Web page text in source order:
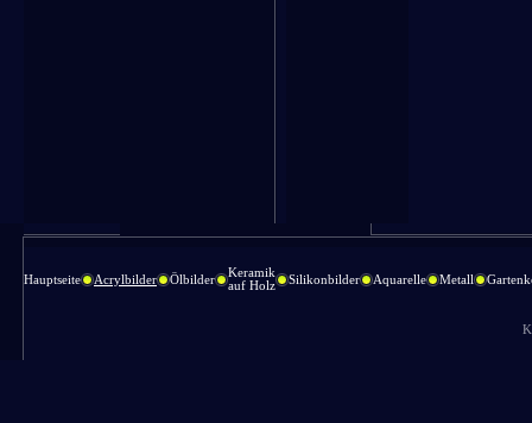
Hauptseite Acrylbilder Ölbilder
Keramik
auf Holz
Silikonbilder Aquarelle Metall